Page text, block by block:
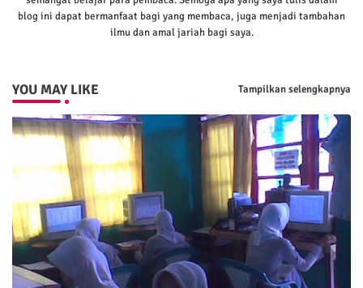
blog ini dapat bermanfaat bagi yang membaca, juga menjadi tambahan
ilmu dan amal jariah bagi saya.
YOU MAY LIKE Tampilkan selengkapnya